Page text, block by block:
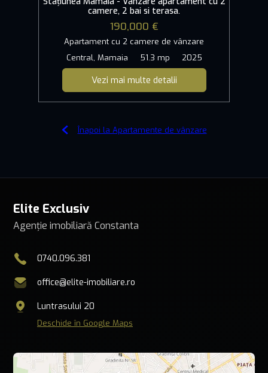
camere, 2 bai si terasa.
190,000 €
Apartament cu 2 camere de vânzare
Central, Mamaia
51.3 mp 2025
Vezi mai multe detalii
Înapoi la Apartamente de vânzare
Elite Exclusiv
Agenție imobiliară Constanta
0740.096.381
office@elite-imobiliare.ro
Luntrasului 20
Deschide în Google Maps